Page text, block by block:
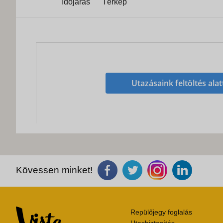
Időjárás Térkép
Utazásaink feltöltés
Kövessen minket!
Repülőjegy foglalás